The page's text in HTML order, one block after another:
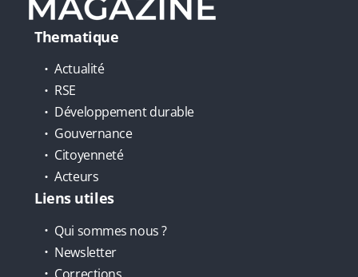
Thematique
Actualité
RSE
Développement durable
Gouvernance
Citoyenneté
Acteurs
Liens utiles
Qui sommes nous ?
Newsletter